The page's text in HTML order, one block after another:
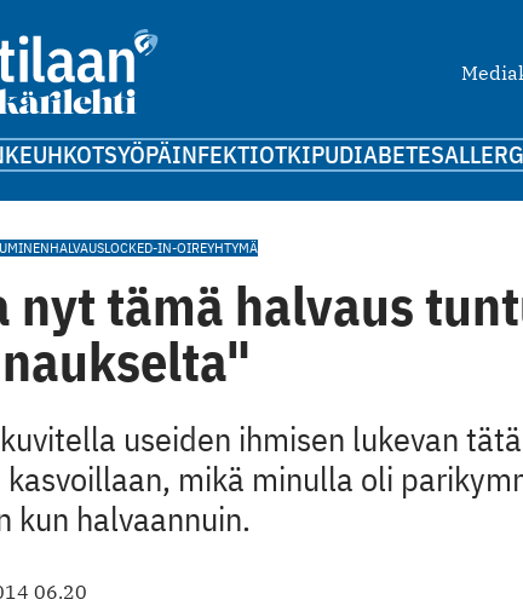
KEUHKOTSYÖPÄINFEKTIOTKIPUDIABETES
HALVAUSLOCKED-IN-OIREYHTYMÄ
nyt tämä halvaus
useiden ihmisen lukevan
kasvoillaan, mikä minulla oli
kun halvaannuin.
06.20